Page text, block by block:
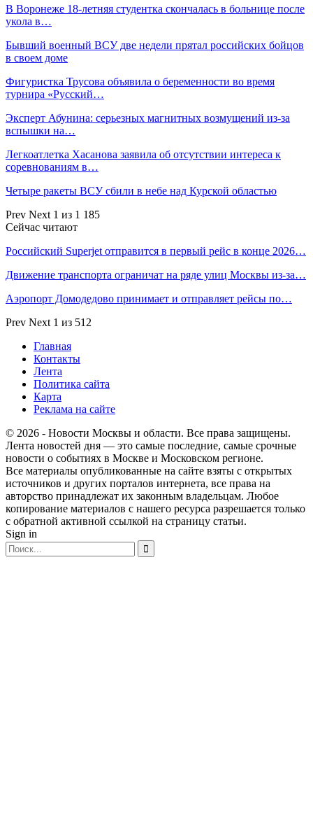
В Воронеже 18-летняя студентка скончалась в больнице после
укола в…
Бывший военный ВСУ две недели прятал российских бойцов
в своем доме
Фигуристка Трусова объявила о беременности во время
турнира «Русский…
Эксперт Абунина: серьезных магнитных возмущений из-за
вспышки на…
Легкоатлетка Хасанова заявила об отсутствии интереса к
соревнованиям в…
Четыре ракеты ВСУ сбили в небе над Курской областью
Prev Next 1 из 1 185
Сейчас читают
Российский Superjet отправится в первый рейс в конце 2026…
Движение транспорта ограничат на ряде улиц Москвы из-за…
Аэропорт Домодедово принимает и отправляет рейсы по…
Prev Next 1 из 512
Главная
Контакты
Лента
Политика сайта
Карта
Реклама на сайте
© 2026 - Новости Москвы и области. Все права защищены.
Лента новостей дня — это самые последние, самые срочные
новости о событиях в Москве и Московском регионе.
Все материалы опубликованные на сайте взяты с открытых
источников и других порталов интернета, все права на
авторство принадлежат их законным владельцам. Любое
копирование материалов с нашего ресурса разрешается только
с обратной активной ссылкой на страницу статьи.
Sign in